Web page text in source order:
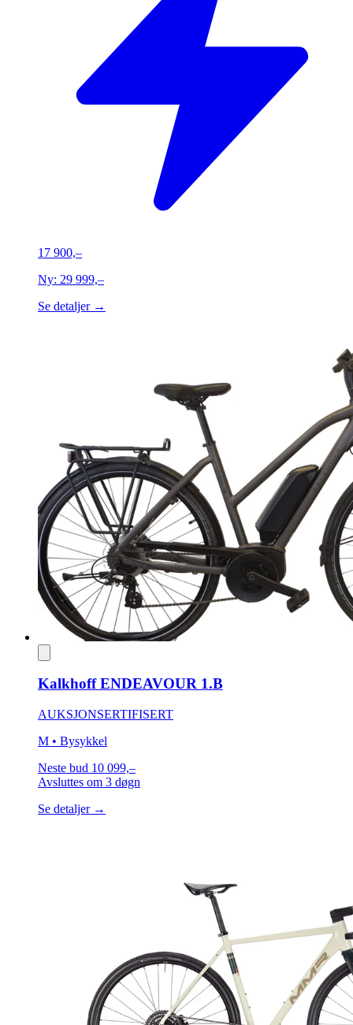
17 900,–
Ny: 29 999,–
Se detaljer →
Kalkhoff ENDEAVOUR 1.B
AUKSJONSERTIFISERT
M • Bysykkel
Neste bud 10 099,–
Avsluttes om 3 døgn
Se detaljer →